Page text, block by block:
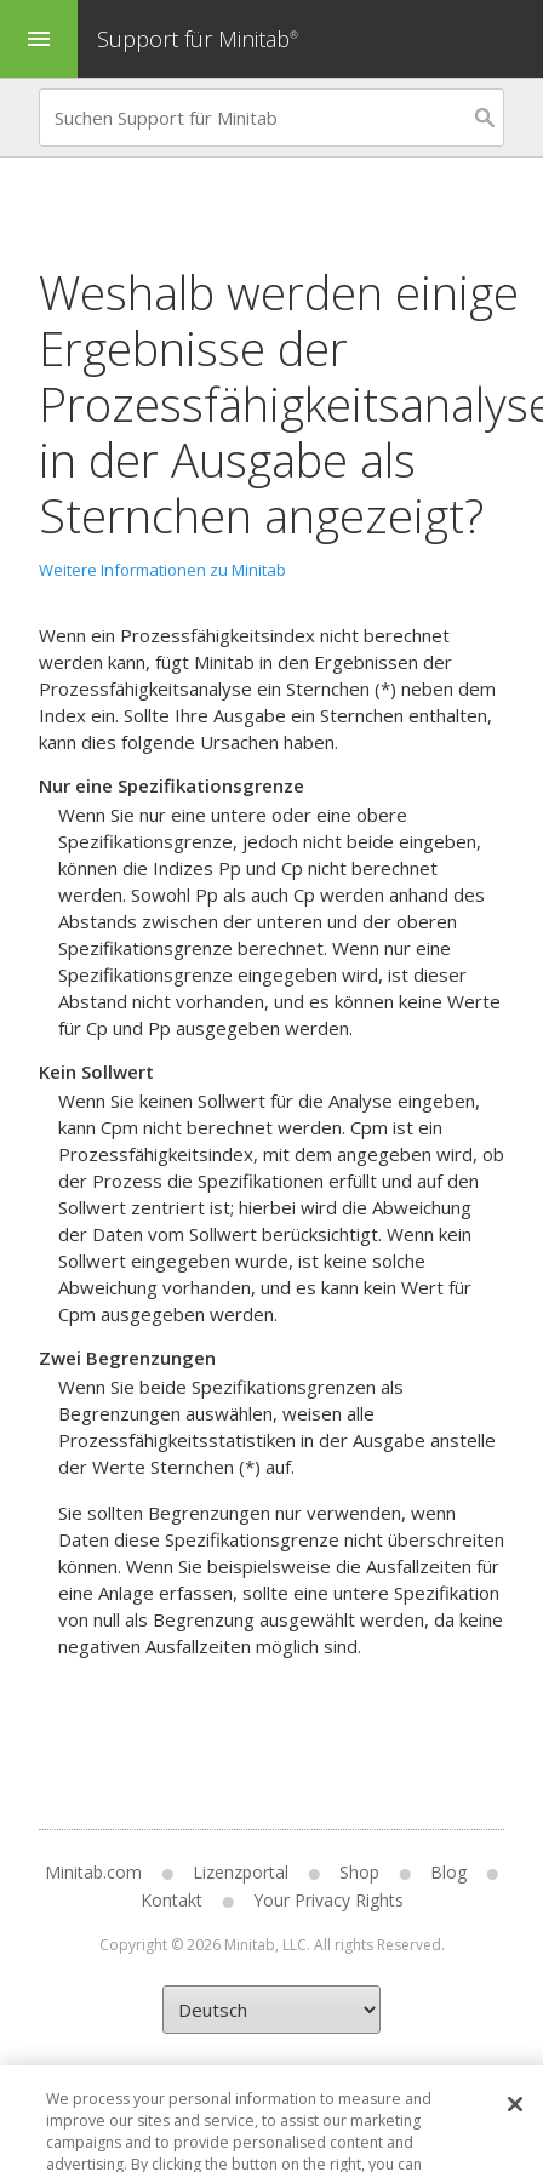
menu Support für Minitab®
Weshalb werden einige
Ergebnisse der
in der Ausgabe als
Sternchen angezeigt?
Weitere Informationen zu Minitab
Wenn ein Prozessfähigkeitsindex nicht berechnet
werden kann, fügt Minitab in den Ergebnissen der
Prozessfähigkeitsanalyse ein Sternchen (*) neben dem
Index ein. Sollte Ihre Ausgabe ein Sternchen enthalten,
kann dies folgende Ursachen haben.
Nur eine Spezifikationsgrenze
Wenn Sie nur eine untere oder eine obere
Spezifikationsgrenze, jedoch nicht beide eingeben,
können die Indizes Pp und Cp nicht berechnet
werden. Sowohl Pp als auch Cp werden anhand des
Abstands zwischen der unteren und der oberen
Spezifikationsgrenze berechnet. Wenn nur eine
Spezifikationsgrenze eingegeben wird, ist dieser
Abstand nicht vorhanden, und es können keine Werte
für Cp und Pp ausgegeben werden.
Kein Sollwert
Wenn Sie keinen Sollwert für die Analyse eingeben,
kann Cpm nicht berechnet werden. Cpm ist ein
Prozessfähigkeitsindex, mit dem angegeben wird, ob
der Prozess die Spezifikationen erfüllt und auf den
Sollwert zentriert ist; hierbei wird die Abweichung
der Daten vom Sollwert berücksichtigt. Wenn kein
Sollwert eingegeben wurde, ist keine solche
Abweichung vorhanden, und es kann kein Wert für
Cpm ausgegeben werden.
Zwei Begrenzungen
Wenn Sie beide Spezifikationsgrenzen als
Begrenzungen auswählen, weisen alle
Prozessfähigkeitsstatistiken in der Ausgabe anstelle
der Werte Sternchen (*) auf.
Sie sollten Begrenzungen nur verwenden, wenn
Daten diese Spezifikationsgrenze nicht überschreiten
können. Wenn Sie beispielsweise die Ausfallzeiten für
eine Anlage erfassen, sollte eine untere Spezifikation
von null als Begrenzung ausgewählt werden, da keine
negativen Ausfallzeiten möglich sind.
Minitab.com Lizenzportal Shop
Blog
Kontakt
Your Privacy Rights
Copyright © 2026 Minitab, LLC. All rights Reserved.
We process your personal information to measure and
improve our sites and service, to assist our marketing
campaigns and to provide personalised content and
advertising. By clicking the button on the right, you can